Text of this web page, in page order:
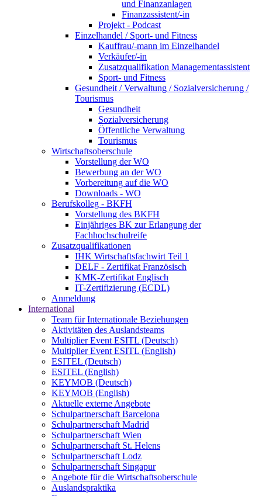
und Finanzanlagen
Finanzassistent/-in
Projekt - Podcast
Einzelhandel / Sport- und Fitness
Kauffrau/-mann im Einzelhandel
Verkäufer/-in
Zusatzqualifikation Managementassistent
Sport- und Fitness
Gesundheit / Verwaltung / Sozialversicherung /
Tourismus
Gesundheit
Sozialversicherung
Öffentliche Verwaltung
Tourismus
Wirtschaftsoberschule
Vorstellung der WO
Bewerbung an der WO
Vorbereitung auf die WO
Downloads - WO
Berufskolleg - BKFH
Vorstellung des BKFH
Einjähriges BK zur Erlangung der
Fachhochschulreife
Zusatzqualifikationen
IHK Wirtschaftsfachwirt Teil 1
DELF - Zertifikat Französisch
KMK-Zertifikat Englisch
IT-Zertifizierung (ECDL)
Anmeldung
International
Team für Internationale Beziehungen
Aktivitäten des Auslandsteams
Multiplier Event ESITL (Deutsch)
Multiplier Event ESITL (English)
ESITEL (Deutsch)
ESITEL (English)
KEYMOB (Deutsch)
KEYMOB (English)
Aktuelle externe Angebote
Schulpartnerschaft Barcelona
Schulpartnerschaft Madrid
Schulpartnerschaft Wien
Schulpartnerschaft St. Helens
Schulpartnerschaft Lodz
Schulpartnerschaft Singapur
Angebote für die Wirtschaftsoberschule
Auslandspraktika